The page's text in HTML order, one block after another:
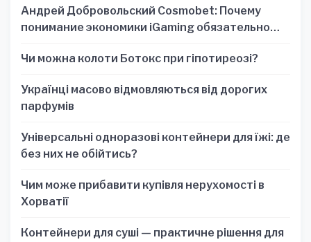
Андрей Добровольский Cosmobet: Почему
понимание экономики iGaming обязательно
Чи можна колоти Ботокс при гіпотиреозі?
Українці масово відмовляються від дорогих
парфумів
Універсальні одноразові контейнери для їжі: де
без них не обійтись?
Чим може прибавити купівля нерухомості в
Хорватії
Контейнери для суші — практичне рішення для